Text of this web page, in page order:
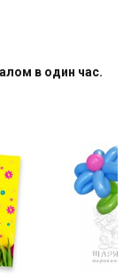
в один час.